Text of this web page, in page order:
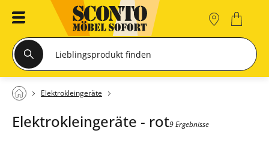
Elektrokleingeräte
Elektrokleingeräte - rot9 Ergebnisse